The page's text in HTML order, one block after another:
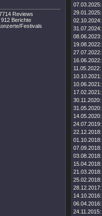
Reviews
912 Berichte
Festivals
07.03.2025:
29.01.2025:
02.10.2024:
31.07.2024:
08.06.2023:
19.08.2022:
27.07.2022:
16.06.2022:
11.05.2022:
10.10.2021:
10.06.2021:
17.02.2021:
30.11.2020:
31.05.2020:
14.05.2020:
24.07.2019:
22.12.2018:
01.10.2018:
07.09.2018:
03.08.2018:
15.04.2018:
21.03.2018:
25.02.2018:
28.12.2017:
14.10.2016:
06.04.2016:
24.11.2015: